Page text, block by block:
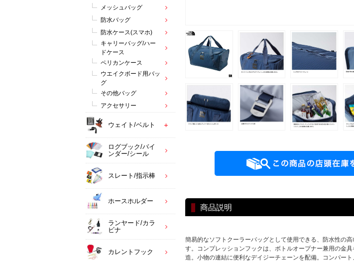
商品説明
簡易的なソフトクーラーバッグとして使用できる、防水性の
す。コンプレッションフックは、ボトルオープナー兼用の金
造。小物の連結に便利なデイジーチェーンを配備。コンパー
メッシュバッグ
防水バッグ
防水ケース(スマホ)
キャリーバッグ/ハー
ドケース
ペリカンケース
ウエイクボード用バッ
グ
その他バッグ
アクセサリー
ウェイト/ベルト
ログブック/バイ
ンダー/シール
スレート/指示棒
ホースホルダー
ランヤード/カラ
ビナ
カレントフック